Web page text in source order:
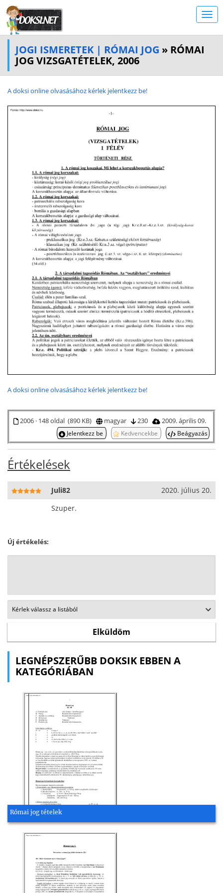
JOGI ISMERETEK | RÓMAI JOG » RÓMAI
JOG VIZSGATÉTELEK, 2006
A doksi online olvasásához kérlek jelentkezz be!
A doksi online olvasásához kérlek jelentkezz be!
2006 · 148 oldal (890 KB) magyar 230 2009. április 09.
Jelentkezz be Kedvencekbe Beágyazás
Értékelések
Juli82
2020. július 20.
Szuper.
Új értékelés:
LEGNÉPSZERŰBB DOKSIK EBBEN A
KATEGÓRIÁBAN
Római jog tételek